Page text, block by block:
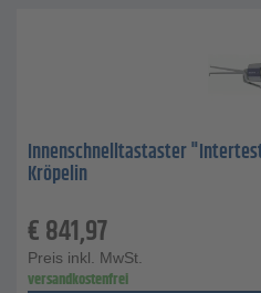
Innenschnelltastaster
Kröpelin
€841,97
Preis inkl. MwSt.
versandkostenfrei